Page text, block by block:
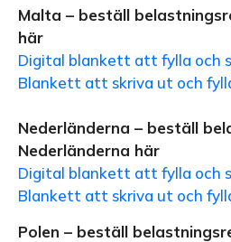
Malta – beställ
här
Digital blankett att fylla och
Blankett att skriva ut och
Nederländerna – beställ
Nederländerna här
Digital blankett att fylla och
Blankett att skriva ut och
Polen – beställ